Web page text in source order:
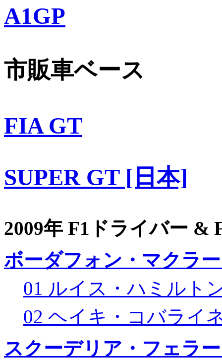
A1GP
市販車ベース
FIA GT
SUPER GT [日本]
2009年 F1ドライバー &
ボーダフォン・マクラ
01 ルイス・ハミルト
02 ヘイキ・コバライ
スクーデリア・フェラ